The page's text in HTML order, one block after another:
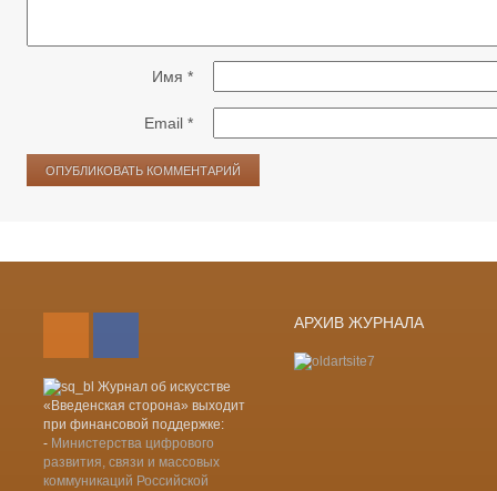
Имя *
Email *
Журнал об искусстве
«Введенская сторона» выходит
при финансовой поддержке:
- Министерства цифрового
развития, связи и массовых
коммуникаций Российской
АРХИВ ЖУРНАЛА